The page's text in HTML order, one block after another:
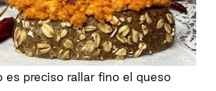
es preciso rallar fino el queso